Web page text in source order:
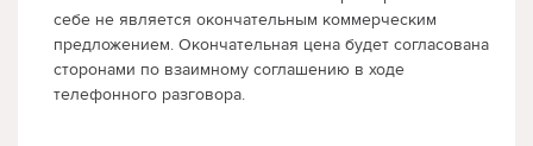
себе не является окончательным коммерческим
предложением. Окончательная цена будет согласована
сторонами по взаимному соглашению в ходе
телефонного разговора.